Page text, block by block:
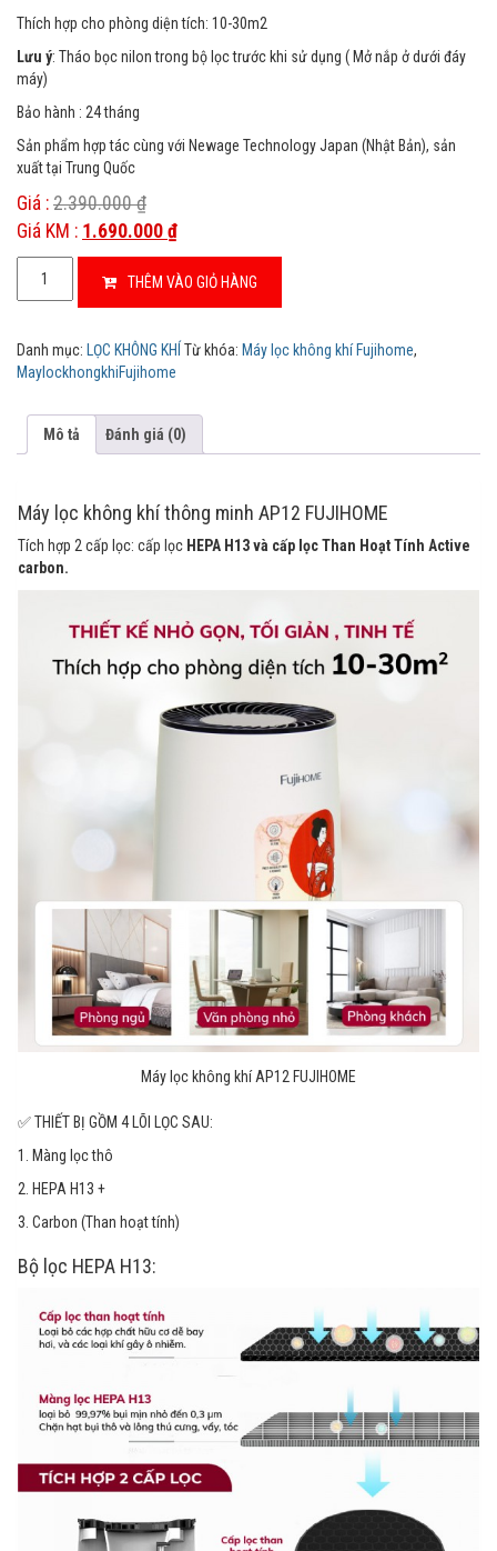
Thích hợp cho phòng diện tích: 10-30m2
Lưu ý: Tháo bọc nilon trong bộ lọc trước khi sử dụng ( Mở nắp ở dưới đáy
máy)
Bảo hành : 24 tháng
Sản phẩm hợp tác cùng với Newage Technology Japan (Nhật Bản), sản
xuất tại Trung Quốc
Giá : 2.390.000₫
Giá KM : 1.690.000 ₫
AP12
FUJIHOME
lượng
THÊM VÀO GIỎ HÀNG
Danh mục: LỌC KHÔNG KHÍ Từ khóa: Máy lọc không khí Fujihome,
MaylockhongkhiFujihome
Mô tả Đánh giá (0)
Máy lọc không khí thông minh AP12 FUJIHOME
Tích hợp 2 cấp lọc: cấp lọc HEPA H13 và cấp lọc Than Hoạt Tính Active
carbon.
Máy lọc không khí AP12 FUJIHOME
✅ THIẾT BỊ GỒM 4 LÕI LỌC SAU:
1. Màng lọc thô
2. HEPA H13 +
3. Carbon (Than hoạt tính)
Bộ lọc HEPA H13: